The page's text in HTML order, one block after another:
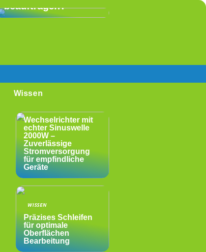
beauftragen?
Wissen
Wechselrichter mit
echter Sinuswelle
2000W –
Zuverlässige
Stromversorgung
für empfindliche
Geräte
WISSEN
Präzises Schleifen
für optimale
Oberflächen
Bearbeitung